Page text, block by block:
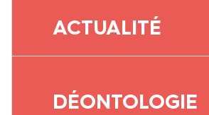
ACTUALITÉ
DÉONTOLOGIE